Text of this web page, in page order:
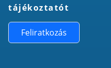
tájékoztatót
Feliratkozás